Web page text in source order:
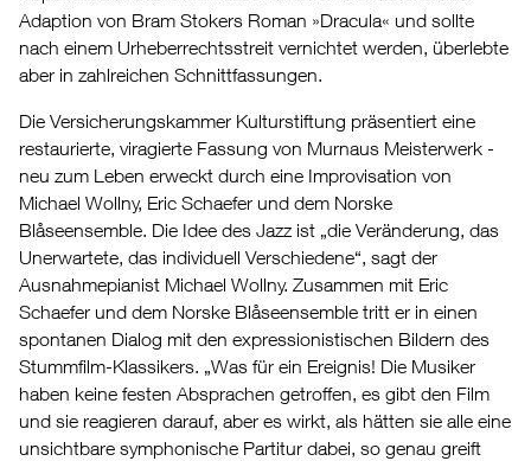
Adaption von Bram Stokers Roman »Dracula« und sollte
nach einem Urheberrechtsstreit vernichtet werden, überlebte
aber in zahlreichen Schnittfassungen.
Die Versicherungskammer Kulturstiftung präsentiert eine
restaurierte, viragierte Fassung von Murnaus Meisterwerk -
neu zum Leben erweckt durch eine Improvisation von
Michael Wollny, Eric Schaefer und dem Norske
Blåseensemble. Die Idee des Jazz ist „die Veränderung, das
Unerwartete, das individuell Verschiedene“, sagt der
Ausnahmepianist Michael Wollny. Zusammen mit Eric
Schaefer und dem Norske Blåseensemble tritt er in einen
spontanen Dialog mit den expressionistischen Bildern des
Stummfilm-Klassikers. „Was für ein Ereignis! Die Musiker
haben keine festen Absprachen getroffen, es gibt den Film
und sie reagieren darauf, aber es wirkt, als hätten sie alle eine
unsichtbare symphonische Partitur dabei, so genau greift